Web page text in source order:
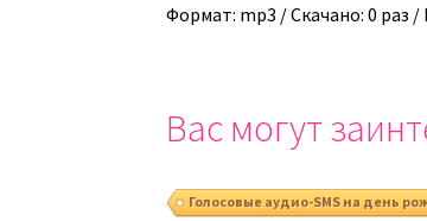
Формат: mp3 / Скачано: 0 раз
Вас могут
Голосовые аудио-SMS на день